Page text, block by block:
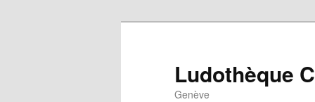
Ludothèque
Genève